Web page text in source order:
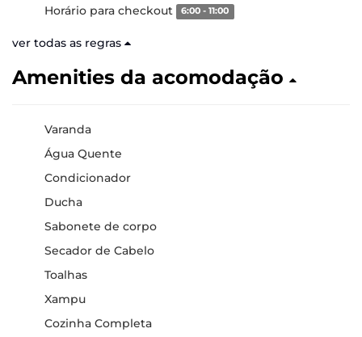
Horário para checkout 6:00 - 11:00
ver todas as regras
Amenities da acomodação
Varanda
Água Quente
Condicionador
Ducha
Sabonete de corpo
Secador de Cabelo
Toalhas
Xampu
Cozinha Completa